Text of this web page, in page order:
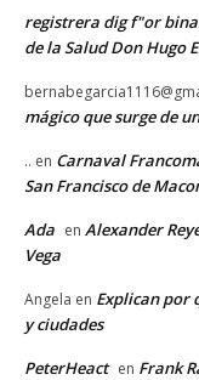
registrera dig f"or
de la Salud Don Hugo
mágico que surge de
.. en Carnaval
San Francisco de
Ada en Alexander
Vega
Angela en Explican por
y ciudades
PeterHeact en Frank